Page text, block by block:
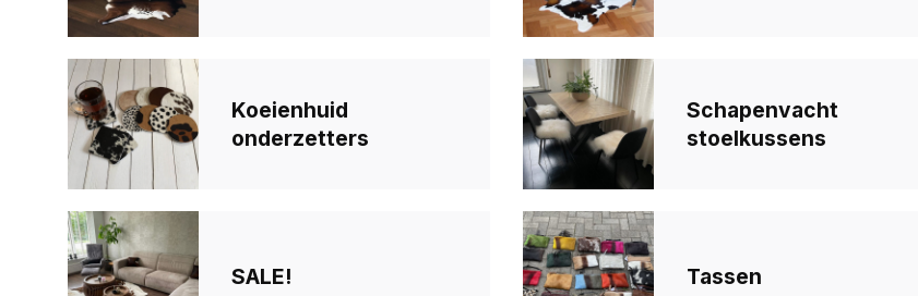
Koeienhuid
onderzetters
Schapenvacht
stoelkussens
SALE! Tassen